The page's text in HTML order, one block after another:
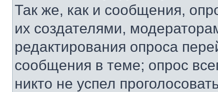
Так же, как и сообщения,
их создателями,
редактирования опроса
сообщения в теме; опрос
никто не успел